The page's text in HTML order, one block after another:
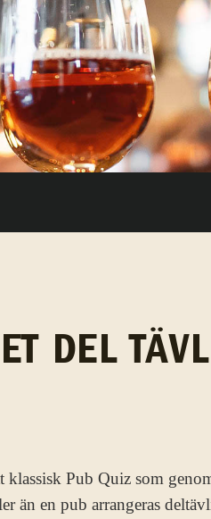
DEL
Pub Quiz som
än en pub arrangeras